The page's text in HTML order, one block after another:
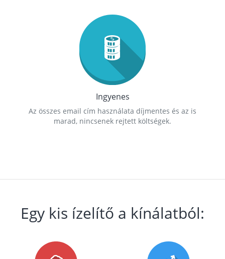
Ingyenes
Az összes email cím használata díjmentes és az is
marad, nincsenek rejtett költségek.
Egy kis ízelítő a kínálatból: